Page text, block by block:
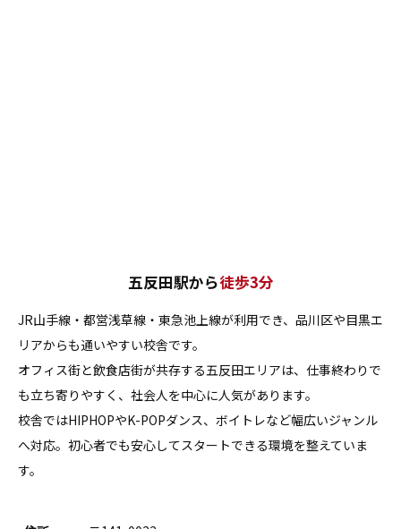
五反田駅から徒歩3分
JR山手線・都営浅草線・東急池上線が利用でき、品川区や目黒エ
リアからも通いやすい校舎です。
オフィス街と飲食店街が共存する五反田エリアは、仕事終わりで
も立ち寄りやすく、社会人を中心に人気があります。
校舎ではHIPHOPやK-POPダンス、ボイトレなど幅広いジャンル
へ対応。初心者でも安心してスタートできる環境を整えていま
す。